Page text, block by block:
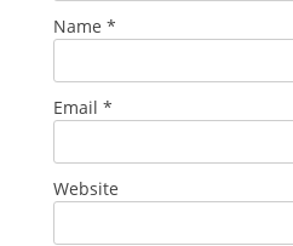
Name *
Email *
Website